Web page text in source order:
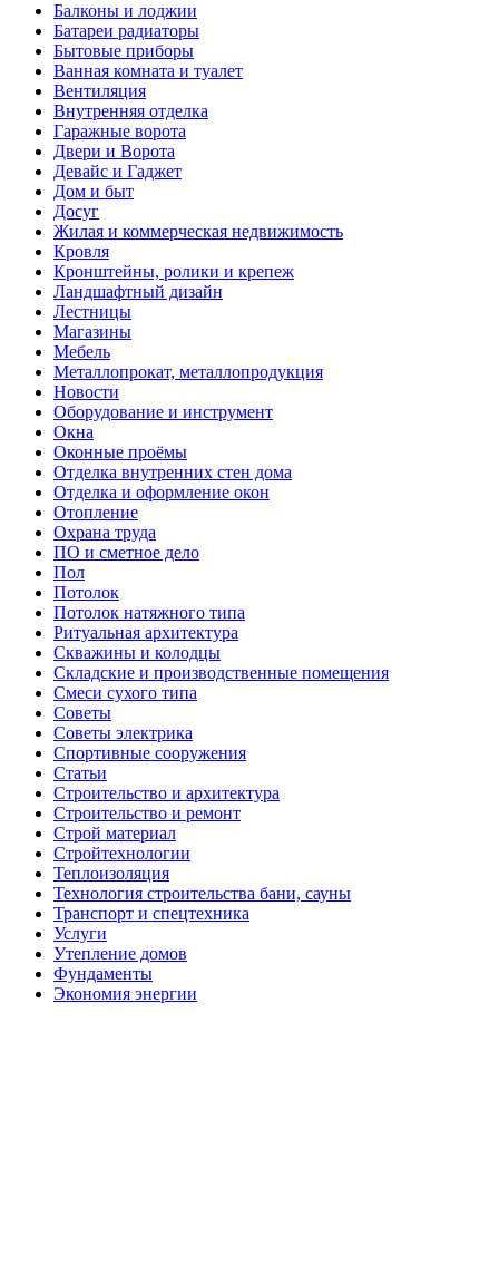
Балконы и лоджии
Батареи радиаторы‎
Бытовые приборы
Ванная комната и туалет
Вентиляция
Внутренняя отделка
Гаражные ворота
Двери и Ворота
Девайс и Гаджет
Дом и быт
Досуг
Жилая и коммерческая недвижимость
Кровля
Кронштейны, ролики и крепеж
Ландшафтный дизайн
Лестницы
Магазины
Мебель
Металлопрокат, металлопродукция
Новости
Оборудование и инструмент
Окна
Оконные проёмы
Отделка внутренних стен дома
Отделка и оформление окон
Отопление
Охрана труда
ПО и сметное дело
Пол
Потолок
Потолок натяжного типа
Ритуальная архитектура
Скважины и колодцы
Складские и производственные помещения
Смеси сухого типа
Советы
Советы электрика
Спортивные сооружения
Статьи
Строительство и архитектура
Строительство и ремонт
Строй материал
Стройтехнологии
Теплоизоляция
Технология строительства бани, сауны
Транспорт и спецтехника
Услуги
Утепление домов
Фундаменты
Экономия энергии